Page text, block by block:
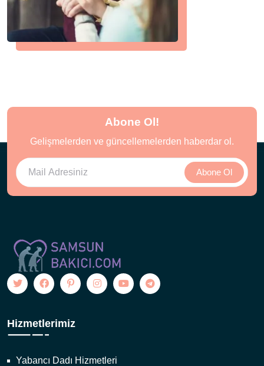
Abone Ol!
Gelişmelerden ve güncellemelerden haberdar ol.
Abone Ol
Hizmetlerimiz
Yabancı Dadı Hizmetleri